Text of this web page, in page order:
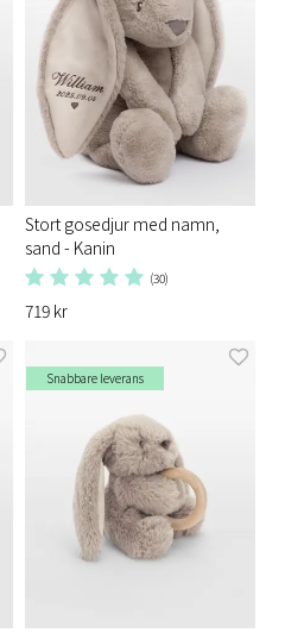
Stort gosedjur med namn,
sand - Kanin
(30)
719 kr
Snabbare leverans